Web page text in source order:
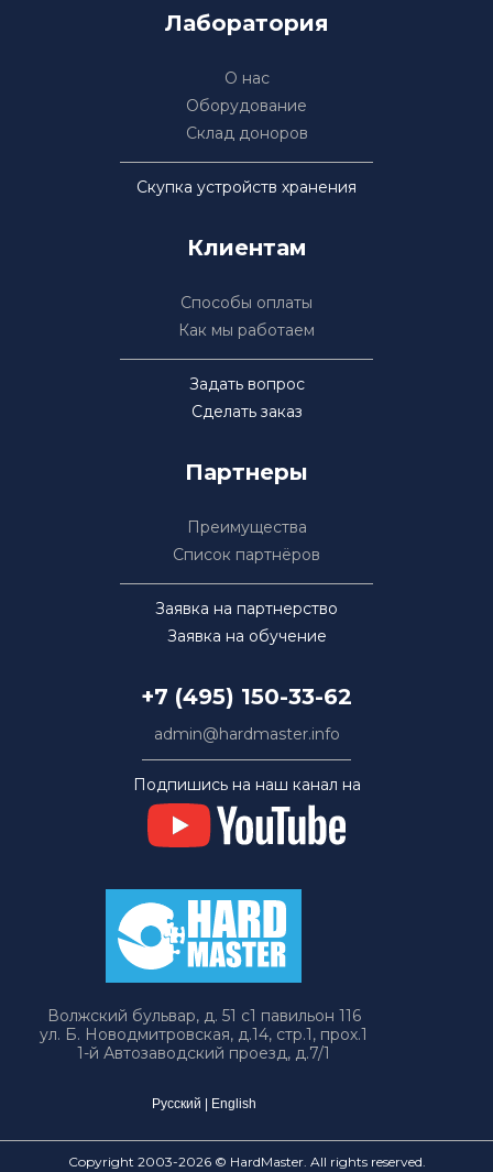
Лаборатория
О нас
Оборудование
Склад доноров
Скупка устройств хранения
Клиентам
Способы оплаты
Как мы работаем
Задать вопрос
Сделать заказ
Партнеры
Преимущества
Список партнёров
Заявка на партнерство
Заявка на обучение
+7 (495) 150-33-62
admin@hardmaster.info
Подпишись на наш канал на
Волжский бульвар, д. 51 с1 павильон 116
ул. Б. Новодмитровская, д.14, стр.1, прох.1
1-й Автозаводский проезд, д.7/1
Русский English
Copyright 2003-2026 © HardMaster. All rights reserved.